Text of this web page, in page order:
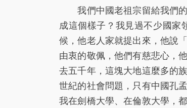
我們中國老祖宗留給我們的
成這個樣子？我見過不少國
候，他老人家就提出來，他說
由衷的敬佩，他們有慈悲心，
去五千年，這塊大地這麼多的
世紀的社會問題，只有中國孔
我在劍橋大學、在倫敦大學，